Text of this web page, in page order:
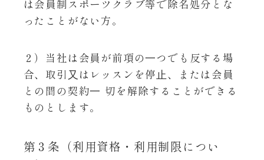
は会員制スポーツクラブ等で除名処分とな
ったことがない方。
２）当社は会員が前項の⼀つでも反する場
合、取引⼜はレッスンを停⽌、または会員
との間の契約⼀ 切を解除することができる
ものとします。
第３条（利用資格・利用制限につい